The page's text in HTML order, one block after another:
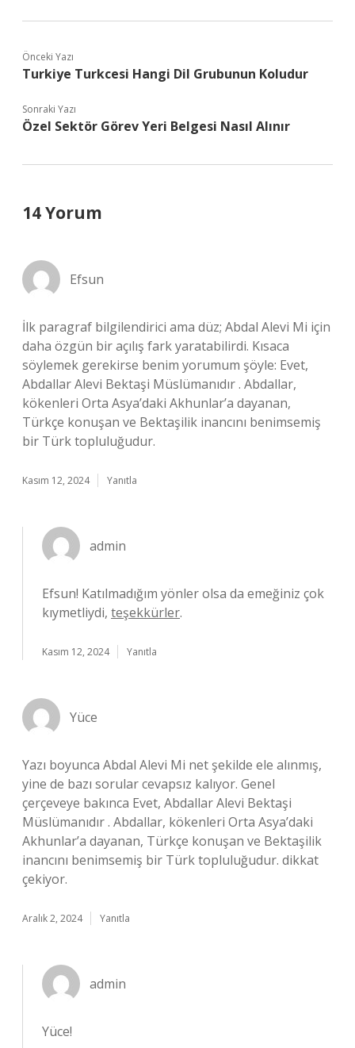
Önceki Yazı
Turkiye Turkcesi Hangi Dil Grubunun Koludur
Sonraki Yazı
Özel Sektör Görev Yeri Belgesi Nasıl Alınır
14 Yorum
Efsun
İlk paragraf bilgilendirici ama düz; Abdal Alevi Mi için
daha özgün bir açılış fark yaratabilirdi. Kısaca
söylemek gerekirse benim yorumum şöyle: Evet,
Abdallar Alevi Bektaşi Müslümanıdır . Abdallar,
kökenleri Orta Asya’daki Akhunlar’a dayanan,
Türkçe konuşan ve Bektaşilik inancını benimsemiş
bir Türk topluluğudur.
Kasım 12, 2024 Yanıtla
admin
Efsun! Katılmadığım yönler olsa da emeğiniz çok
kıymetliydi, teşekkürler.
Kasım 12, 2024 Yanıtla
Yüce
Yazı boyunca Abdal Alevi Mi net şekilde ele alınmış,
yine de bazı sorular cevapsız kalıyor. Genel
çerçeveye bakınca Evet, Abdallar Alevi Bektaşi
Müslümanıdır . Abdallar, kökenleri Orta Asya’daki
Akhunlar’a dayanan, Türkçe konuşan ve Bektaşilik
inancını benimsemiş bir Türk topluluğudur. dikkat
çekiyor.
Aralık 2, 2024 Yanıtla
admin
Yüce!